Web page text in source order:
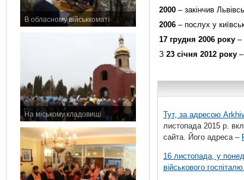
В обласному військкоматі
На міському кладовищі
2000 – закінчив
2006 – послух у
17 грудня 2006 року –
З 23 січня 2012 року
Тут, за адресою
листопада 2015 р.
сайта. Його адреса –
16 листопада, у
військового